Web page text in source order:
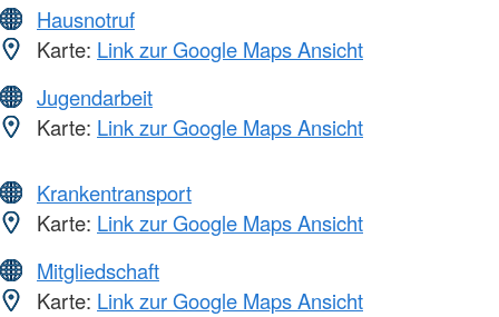
Hausnotruf
Karte: Link zur Google Maps Ansicht
Jugendarbeit
Karte: Link zur Google Maps Ansicht
Krankentransport
Karte: Link zur Google Maps Ansicht
Mitgliedschaft
Karte: Link zur Google Maps Ansicht